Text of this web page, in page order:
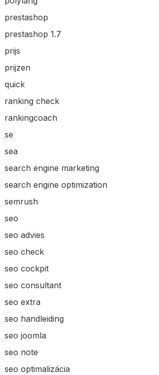
prestashop
prestashop 1.7
prijs
prijzen
quick
ranking check
rankingcoach
se
sea
search engine marketing
search engine optimization
semrush
seo
seo advies
seo check
seo cockpit
seo consultant
seo extra
seo handleiding
seo joomla
seo note
seo optimalizácia